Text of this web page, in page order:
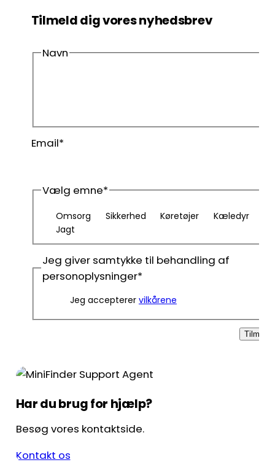
Tilmeld dig vores nyhedsbrev
Navn
Efternavn
Email*
Vælg emne*
Omsorg Sikkerhed Køretøjer
Kæledyr
Jagt
Jeg giver samtykke til behandling af
personoplysninger*
Jeg accepterer vilkårene
Tilmeld
Har du brug for hjælp?
Besøg vores kontaktside.
Kontakt os